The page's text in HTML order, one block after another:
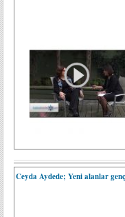
Ceyda Aydede; Yeni alanlar